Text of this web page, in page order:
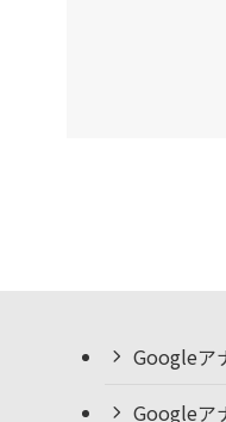
Googleア
Googleア